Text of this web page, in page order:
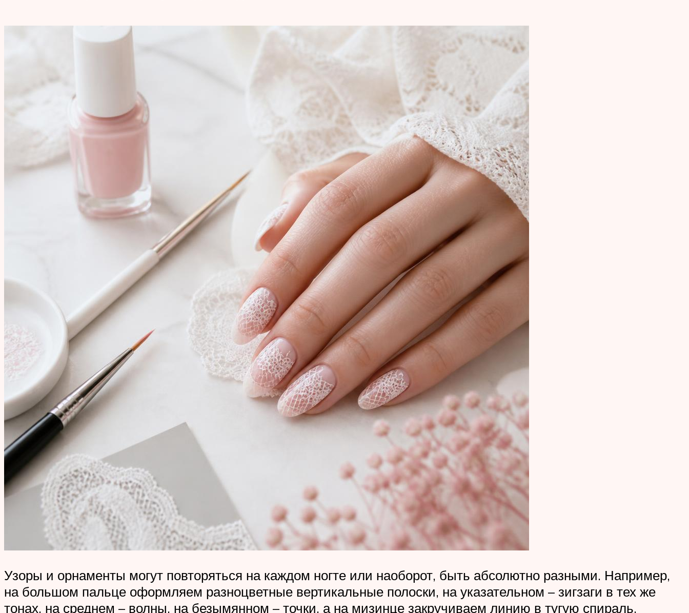
Узоры и орнаменты могут повторяться на каждом ногте или наоборот, быть абсолютно разными. Например,
на большом пальце оформляем разноцветные вертикальные полоски, на указательном – зигзаги в тех же
тонах, на среднем – волны, на безымянном – точки, а на мизинце закручиваем линию в тугую спираль.